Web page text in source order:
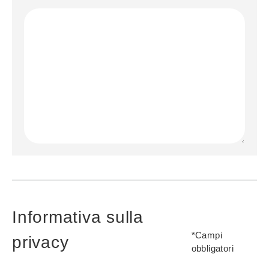
Informativa sulla
privacy
*Campi
obbligatori